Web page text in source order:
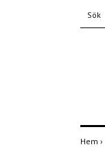
Hem ›